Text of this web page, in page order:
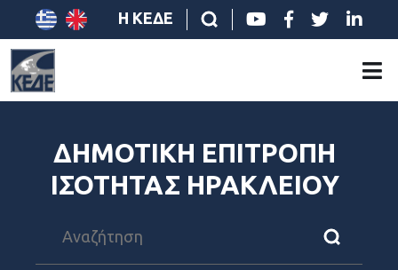
Η ΚΕΔΕ
ΔΗΜΟΤΙΚΗ ΕΠΙΤΡΟΠΗ
ΙΣΟΤΗΤΑΣ ΗΡΑΚΛΕΙΟΥ